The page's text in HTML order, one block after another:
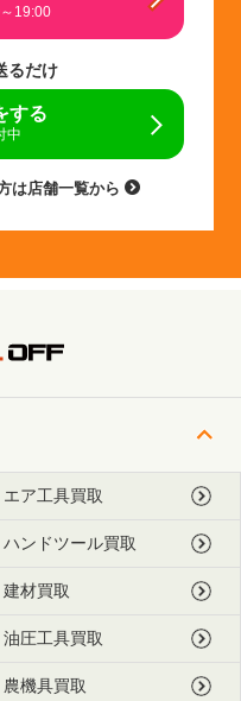
19:00
るだけ
する
中
は店舗一覧から
エア工具買取
ハンドツール買取
建材買取
油圧工具買取
農機具買取